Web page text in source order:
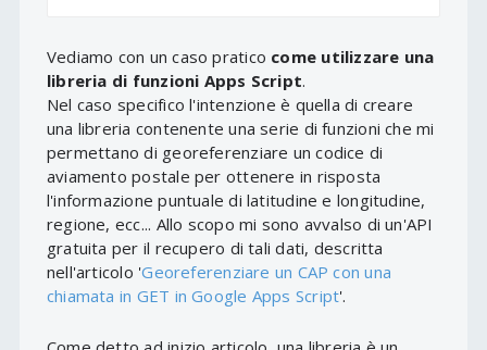
Vediamo con un caso pratico come utilizzare una
libreria di funzioni Apps Script.
Nel caso specifico l'intenzione è quella di creare
una libreria contenente una serie di funzioni che mi
permettano di georeferenziare un codice di
aviamento postale per ottenere in risposta
l'informazione puntuale di latitudine e longitudine,
regione, ecc... Allo scopo mi sono avvalso di un'API
gratuita per il recupero di tali dati, descritta
nell'articolo 'Georeferenziare un CAP con una
chiamata in GET in Google Apps Script'.